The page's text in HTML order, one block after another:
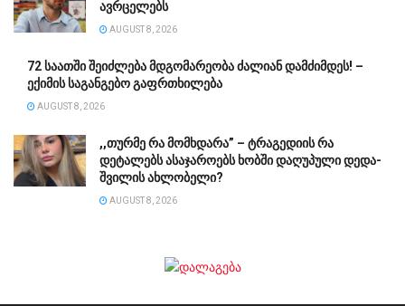
ავრცელებს
AUGUST 8, 2026
72 საათში შეიძლება მდგომარეობა ძალიან დამძიმდეს! –
ექიმის საგანგებო გაფრთხილება
AUGUST 8, 2026
,,თურმე რა მომხდარა” – ტრაგედიის რა
დეტალებს ასაჯაროებს ხობში დაღუპული დედა-
შვილის ახლობელი?
AUGUST 8, 2026